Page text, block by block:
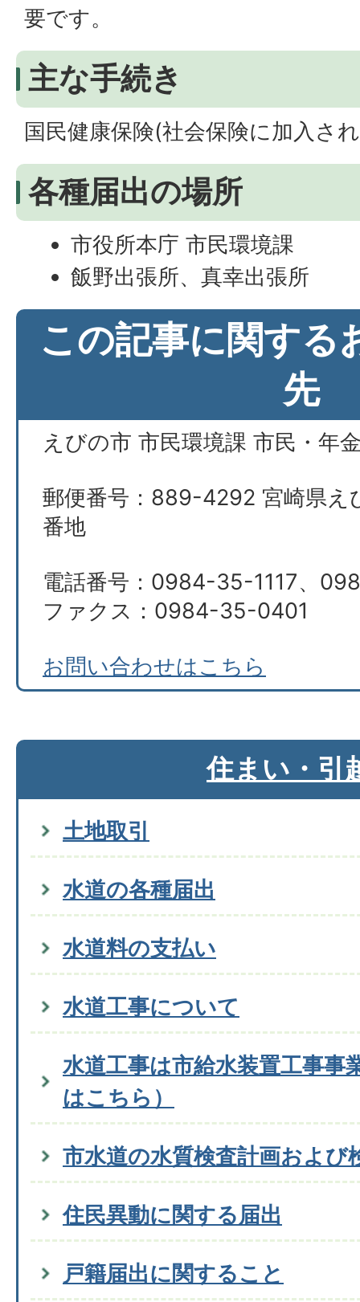
要です。
主な手続き
国民健康保険(社会保険に加入さ
各種届出の場所
市役所本庁 市民環境課
飯野出張所、真幸出張所
この記事に関する
先
えびの市 市民環境課 市民・年
郵便番号：889-4292 宮崎県え
番地
電話番号：0984-35-1117、
ファクス：0984-35-0401
お問い合わせはこちら
住まい・引
土地取引
水道の各種届出
水道料の支払い
水道工事について
水道工事は市給水装置工事事
はこちら）
市水道の水質検査計画および
住民異動に関する届出
戸籍届出に関すること